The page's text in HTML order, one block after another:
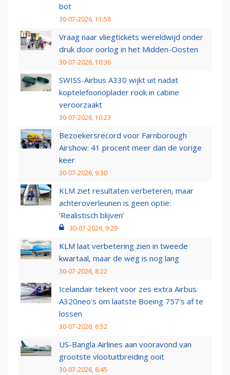
bot
30-07-2026, 11:58
Vraag naar vliegtickets wereldwijd onder
druk door oorlog in het Midden-Oosten
30-07-2026, 10:36
SWISS-Airbus A330 wijkt uit nadat
koptelefoonoplader rook in cabine
veroorzaakt
30-07-2026, 10:23
Bezoekersrecord voor Farnborough
Airshow: 41 procent meer dan de vorige
keer
30-07-2026, 9:30
KLM ziet resultaten verbeteren, maar
achteroverleunen is geen optie:
‘Realistisch blijven’
30-07-2026, 9:29
KLM laat verbetering zien in tweede
kwartaal, maar de weg is nog lang
30-07-2026, 8:22
Icelandair tekent voor zes extra Airbus
A320neo's om laatste Boeing 757's af te
lossen
30-07-2026, 6:52
US-Bangla Airlines aan vooravond van
grootste vlootuitbreiding ooit
30-07-2026, 6:45